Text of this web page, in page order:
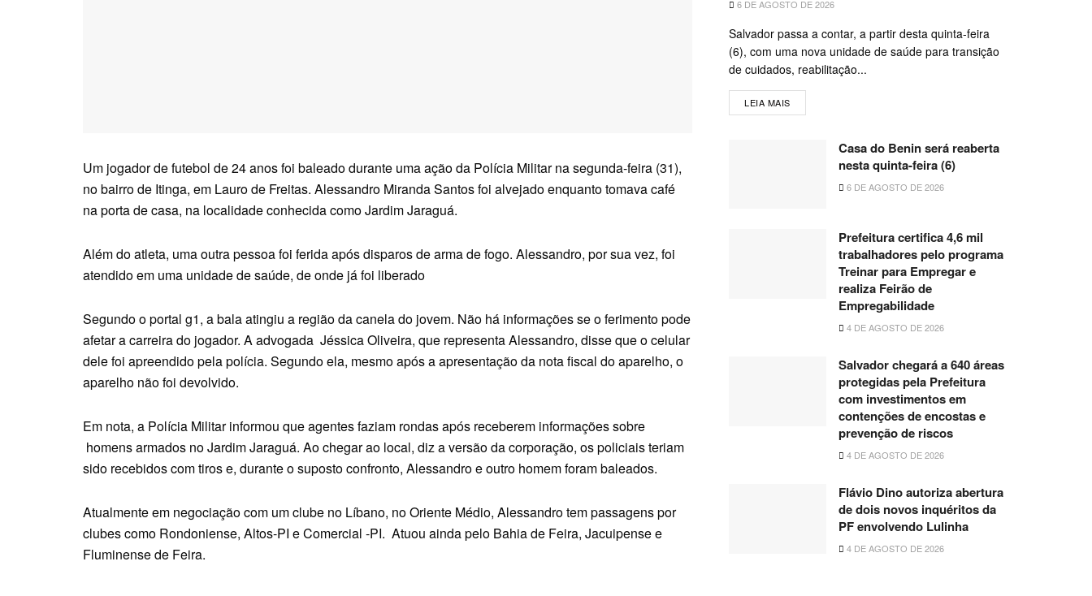
Um jogador de futebol de 24 anos foi baleado durante uma ação da Polícia Militar na segunda-feira (31),
no bairro de Itinga, em Lauro de Freitas. Alessandro Miranda Santos foi alvejado enquanto tomava café
na porta de casa, na localidade conhecida como Jardim Jaraguá.
Além do atleta, uma outra pessoa foi ferida após disparos de arma de fogo. Alessandro, por sua vez, foi
atendido em uma unidade de saúde, de onde já foi liberado
Segundo o portal g1, a bala atingiu a região da canela do jovem. Não há informações se o ferimento pode
afetar a carreira do jogador. A advogada Jéssica Oliveira, que representa Alessandro, disse que o celular
dele foi apreendido pela polícia. Segundo ela, mesmo após a apresentação da nota fiscal do aparelho, o
aparelho não foi devolvido.
Em nota, a Polícia Militar informou que agentes faziam rondas após receberem informações sobre
homens armados no Jardim Jaraguá. Ao chegar ao local, diz a versão da corporação, os policiais teriam
sido recebidos com tiros e, durante o suposto confronto, Alessandro e outro homem foram baleados.
Atualmente em negociação com um clube no Líbano, no Oriente Médio, Alessandro tem passagens por
clubes como Rondoniense, Altos-PI e Comercial -PI. Atuou ainda pelo Bahia de Feira, Jacuipense e
Fluminense de Feira.
6 DE AGOSTO DE 2026
Salvador passa a contar, a partir desta quinta-feira
(6), com uma nova unidade de saúde para transição
de cuidados, reabilitação...
LEIA MAIS
Casa do Benin será reaberta
nesta quinta-feira (6)
6 DE AGOSTO DE 2026
Prefeitura certifica 4,6 mil
trabalhadores pelo programa
Treinar para Empregar e
realiza Feirão de
Empregabilidade
4 DE AGOSTO DE 2026
Salvador chegará a 640 áreas
protegidas pela Prefeitura
com investimentos em
contenções de encostas e
prevenção de riscos
4 DE AGOSTO DE 2026
Flávio Dino autoriza abertura
de dois novos inquéritos da
PF envolvendo Lulinha
4 DE AGOSTO DE 2026